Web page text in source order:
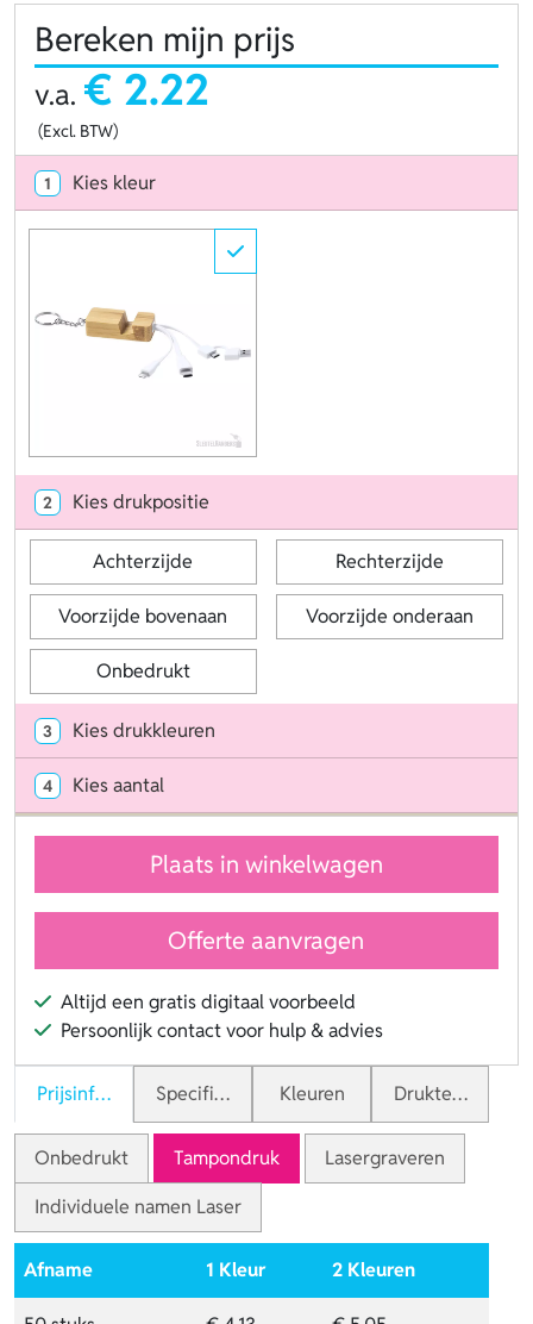
Bereken mijn prijs
v.a. € 2.22
(Excl. BTW)
1 Kies kleur
2 Kies drukpositie
Achterzijde Rechterzijde
Voorzijde bovenaan Voorzijde onderaan
Onbedrukt
3 Kies drukkleuren
4 Kies aantal
Plaats in winkelwagen
Offerte aanvragen
Altijd een gratis digitaal voorbeeld
Persoonlijk contact voor hulp & advies
PrijsinformatieSpecificaties Kleuren Druktechnieken
Onbedrukt Tampondruk
Lasergraveren
Individuele namen Laser
Afname 1 Kleur 2 Kleuren